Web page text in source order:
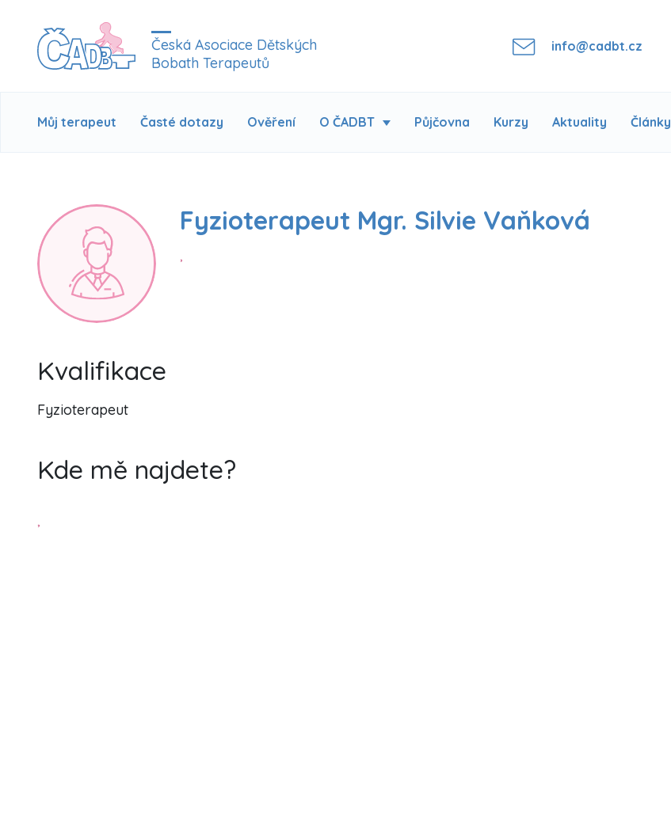
Česká Asociace Dětských
Bobath Terapeutů
info@cadbt.cz
Můj terapeut Časté dotazy Ověření O ČADBT Půjčovna Kurzy Aktuality Články
Fyzioterapeut Mgr. Silvie Vaňková
,
Kvalifikace
Fyzioterapeut
Kde mě najdete?
,